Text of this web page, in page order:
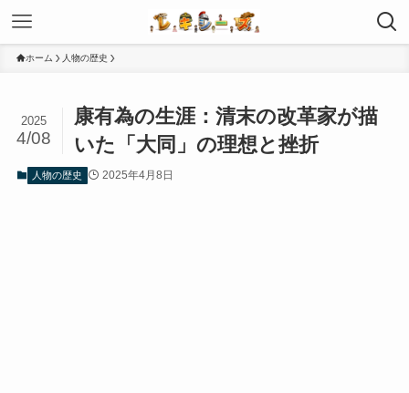
ホーム 人物の歴史
康有為の生涯：清末の改革家が描
いた「大同」の理想と挫折
2025
4/08
人物の歴史 2025年4月8日